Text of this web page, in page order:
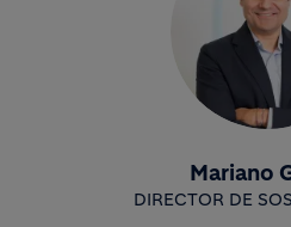
Mariano
DIRECTOR DE